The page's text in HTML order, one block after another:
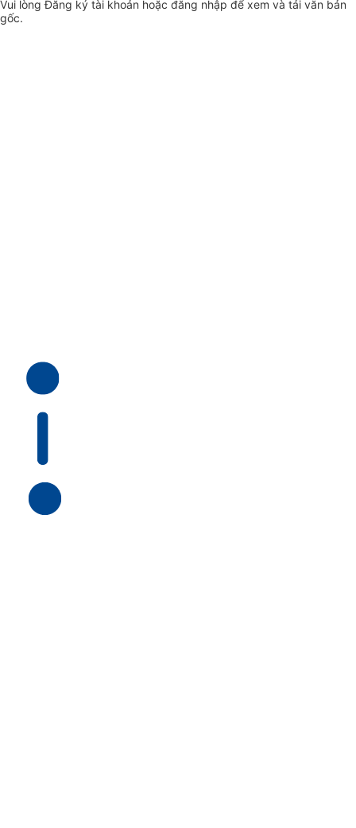
Vui lòngĐăng ký tài khoản hoặc đăng nhập để xem và tải văn bản
gốc.